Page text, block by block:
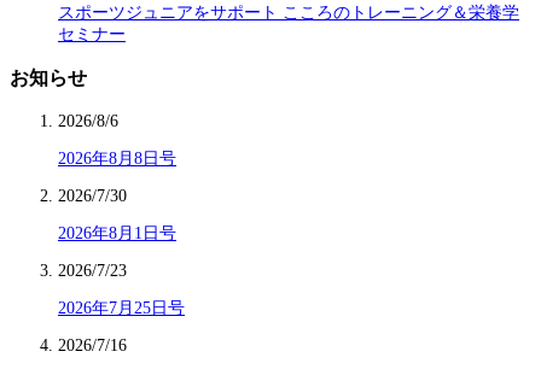
スポーツジュニアをサポート こころのトレーニング＆栄養学
セミナー
お知らせ
2026/8/6
2026年8月8日号
2026/7/30
2026年8月1日号
2026/7/23
2026年7月25日号
2026/7/16